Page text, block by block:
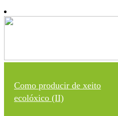
Como producir de xeito
ecolóxico (II)